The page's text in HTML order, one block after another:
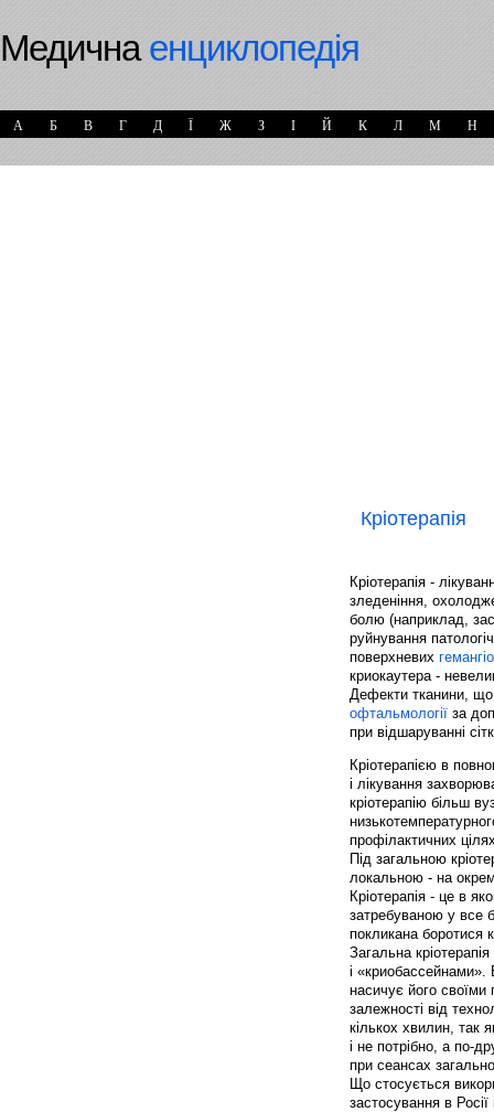
Медичнаенциклопедія
А Б В Г Д Ї Ж З І Й К Л М Н
Кріотерапія
Кріотерапія -
зледеніння,
болю (наприклад,
руйнування
поверхневих
криокаутера -
Дефекти тканини,
офтальмології за
при відшаруванні
Кріотерапією в
і лікування
кріотерапію більш
профілактичних
Під загальною
локальною - на
Кріотерапія - це в
затребуваною у все
покликана боротися
Загальна
і «криобассейнами».
насичує його
залежності від
кількох хвилин, так
і не потрібно, а по-
при сеансах
Що стосується
застосування в